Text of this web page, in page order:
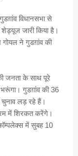
विधानसभा से
जारी किया है।
गोयल ने गुडग़ांव की
जनता के साथ पूरे
गुडग़ांव की 36
चुनाव लड़ रहे हैं।
में शिरकत करेंगे।
में सुबह 10